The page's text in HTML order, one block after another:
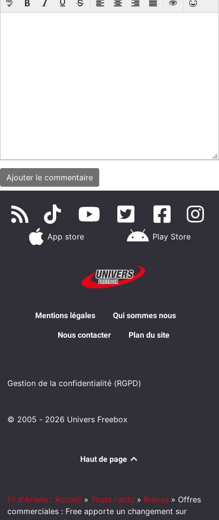
App store Play Store
Mentions légales Qui sommes nous
Nous contacter Plan du site
Gestion de la confidentialité (RGPD)
© 2005 - 2026 Univers Freebox
Haut de page
Fil d'Ariane : Accueil » Toute l'actu » Brèves » Offres
commerciales : Free apporte un changement sur